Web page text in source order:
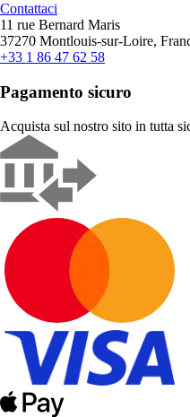
Contattaci
11 rue Bernard Maris
37270 Montlouis-sur-Loire,
+33 1 86 47 62 58
Pagamento sicuro
Acquista sul nostro sito in tutta